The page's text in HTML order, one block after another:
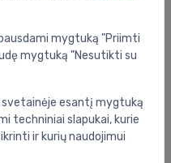
60185505 / 60231854
DAB
mygtuką "Priimti
mygtuką "Nesutikti su
esantį mygtuką
techniniai slapukai, kurie
ir kurių naudojimui